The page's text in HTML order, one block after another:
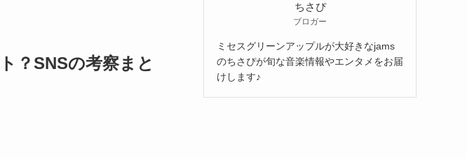
？SNSの考察まと
ちさぴ
ブロガー
ミセスグリーンアップルが大好きなjams
のちさぴが旬な音楽情報やエンタメをお届
けします♪